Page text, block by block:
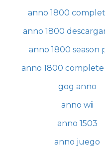
anno 1800
anno 1800
anno 1800 season
anno 1800
gog anno
anno wii
anno 1503
anno juego